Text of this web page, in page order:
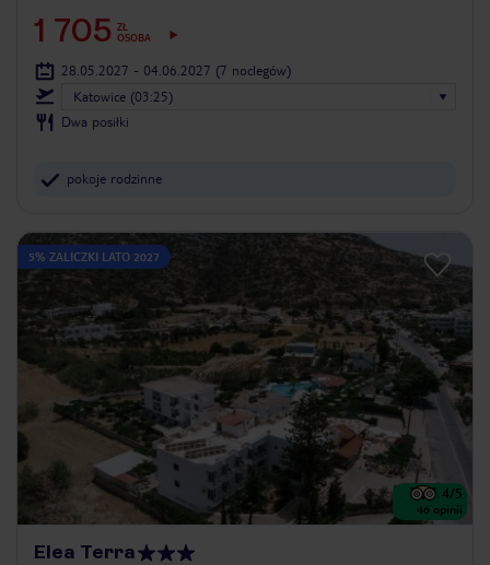
1 705 ZŁ
OSOBA
28.05.2027 - 04.06.2027 (7 noclegów)
Katowice (03:25)
Dwa posiłki
pokoje rodzinne
5% ZALICZKI LATO 2027
4/5
46 opinii
Elea Terra